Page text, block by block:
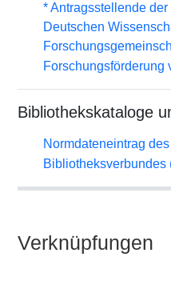
* Antragsstellende
Deutschen
Forschungsförderung
Bibliothekskataloge
Normdateneintrag
Bibliotheksverbundes
Verknüpfungen